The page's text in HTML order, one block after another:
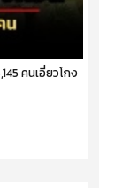
คนเอี่ยวโกง